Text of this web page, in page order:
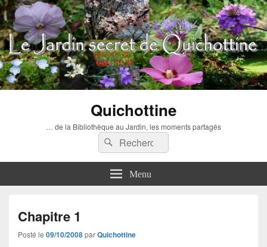
Quichottine
… de la Bibliothèque au Jardin, les moments partagés
Recherche :
Rechercher
Menu
Chapitre 1
Posté le 09/10/2008parQuichottine